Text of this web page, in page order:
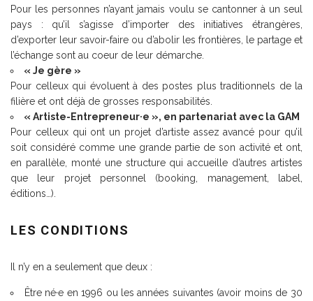
Pour les personnes n’ayant jamais voulu se cantonner à un seul
pays : qu’il s’agisse d’importer des initiatives étrangères,
d’exporter leur savoir-faire ou d’abolir les frontières, le partage et
l’échange sont au coeur de leur démarche.
« Je gère »
Pour celleux qui évoluent à des postes plus traditionnels de la
filière et ont déjà de grosses responsabilités.
« Artiste-Entrepreneur·e », en partenariat avec la GAM
Pour celleux qui ont un projet d’artiste assez avancé pour qu’il
soit considéré comme une grande partie de son activité et ont,
en parallèle, monté une structure qui accueille d’autres artistes
que leur projet personnel (booking, management, label,
éditions…).
LES CONDITIONS
Il n’y en a seulement que deux :
Être né·e en 1996 ou les années suivantes (avoir moins de 30